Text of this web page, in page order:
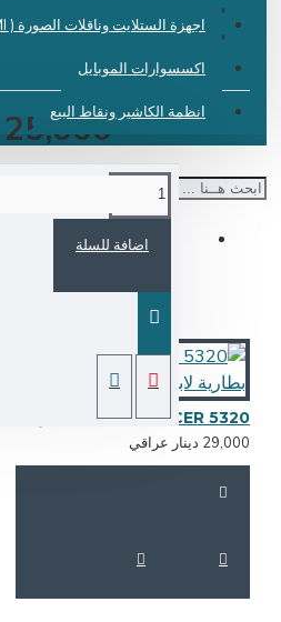
اجهزة الستلايت وناقلات الصورة ( HDMI )
اكسسوارات الموبايل
انظمة الكاشير ونقاط البيع
25,000 دينار عراقي
اضافة للسلة
دينار عراقي